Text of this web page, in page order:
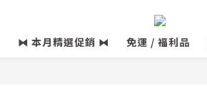
⧓ 本月精選促銷 ⧓ 免運 / 福利品